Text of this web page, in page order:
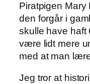
Piratpigen
den forgår i
skulle have haft
være lidt mere
med at man
Jeg tror at